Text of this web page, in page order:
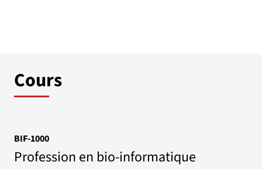
Cours
BIF-1000
Profession en bio-informatique